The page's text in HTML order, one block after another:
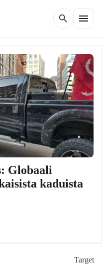
search menu
Globaali
kaduista
Target